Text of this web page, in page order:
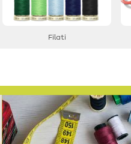
Filati